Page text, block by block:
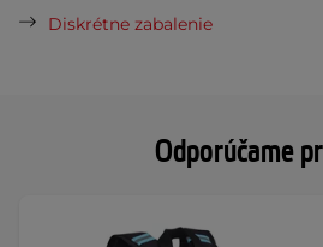
Odporúčame
Diskrétne zabalenie